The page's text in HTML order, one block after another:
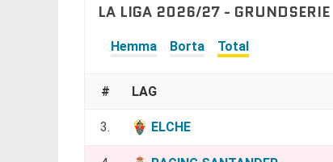
LA LIGA 2026/27 - GRUNDSERIE
Hemma Borta Total
# LAG
3. ELCHE